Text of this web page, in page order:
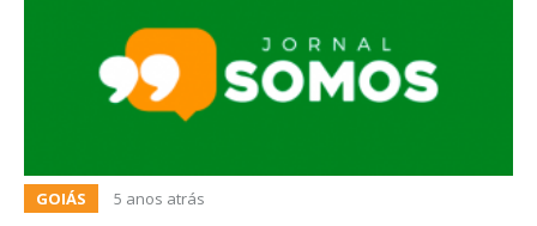
GOIÁS 5 anos atrás